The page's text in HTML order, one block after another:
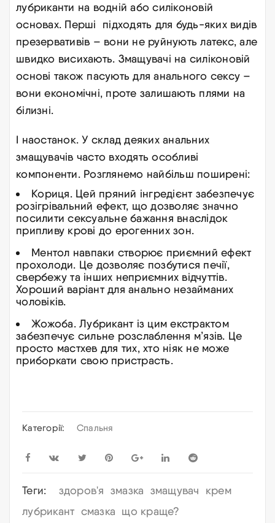
лубриканти на водній або силіконовій
основах. Перші підходять для будь-яких видів
презервативів – вони не руйнують латекс, але
швидко висихають. Змащувачі на силіконовій
основі також пасують для анального сексу –
вони економічні, проте залишають плями на
білизні.
І наостанок. У склад деяких анальних
змащувачів часто входять особливі
компоненти. Розглянемо найбільш поширені:
Кориця. Цей пряний інгредієнт забезпечує
розігрівальний ефект, що дозволяє значно
посилити сексуальне бажання внаслідок
припливу крові до ерогенних зон.
Ментол навпаки створює приємний ефект
прохолоди. Це дозволяє позбутися печії,
свербежу та інших неприємних відчуттів.
Хороший варіант для анально незайманих
чоловіків.
Жожоба. Лубрикант із цим екстрактом
забезпечує сильне розслаблення м’язів. Це
просто мастхев для тих, хто ніяк не може
приборкати свою пристрасть.
Категорії: Спальня
Теги: здоров'я змазка змащувач
крем
лубрикант смазка що краще?